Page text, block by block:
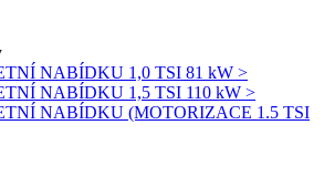
NABÍDKU 1,0 TSI 81 kW >
NABÍDKU 1,5 TSI 110 kW >
NABÍDKU (MOTORIZACE 1.5 TSI